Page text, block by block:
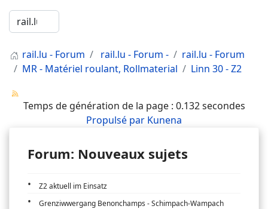
rail.lu - Forum rail.lu - Forum -
rail.lu - Forum
MR - Matériel roulant, Rollmaterial
Linn 30 - Z2
Temps de génération de la page : 0.132 secondes
Propulsé par Kunena
Forum: Nouveaux sujets
Z2 aktuell im Einsatz
Grenziwwergang Benonchamps - Schimpach-Wampach